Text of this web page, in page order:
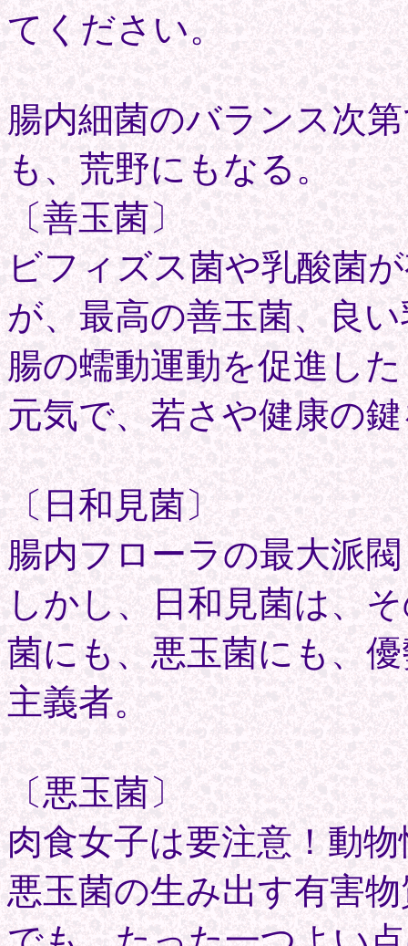
てください。
腸内細菌のバランス次
も、荒野にもなる。
〔善玉菌〕
ビフィズス菌や乳酸菌
が、最高の善玉菌、良
腸の蠕動運動を促進し
元気で、若さや健康の
〔日和見菌〕
腸内フローラの最大派
しかし、日和見菌は、
菌にも、悪玉菌にも、
主義者。
〔悪玉菌〕
肉食女子は要注意！動
悪玉菌の生み出す有害